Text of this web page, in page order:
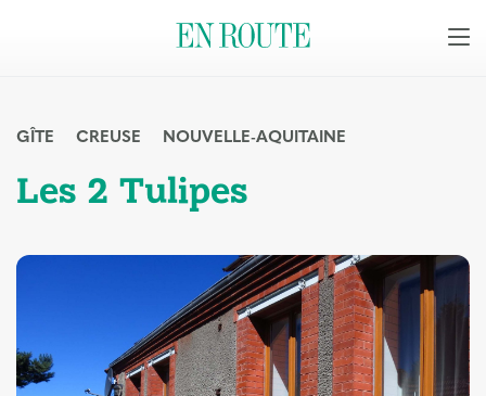
GÎTE CREUSE NOUVELLE-AQUITAINE
Les 2 Tulipes